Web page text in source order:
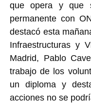
que opera y que
permanente con
destacó esta
Infraestructuras y
Madrid, Pablo
trabajo de los
un diploma y
acciones no se